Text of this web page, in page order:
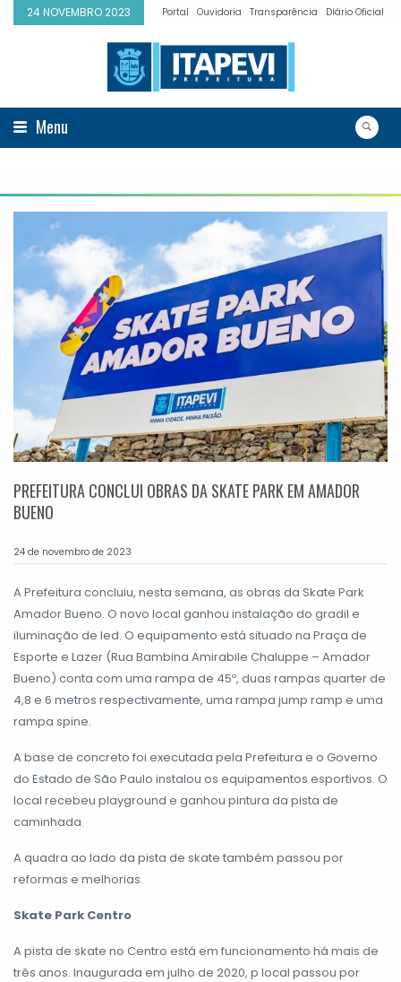
24 NOVEMBRO 2023 Portal Ouvidoria Transparência Diário Oficial
Menu
PREFEITURA CONCLUI OBRAS DA SKATE PARK EM AMADOR
BUENO
24 de novembro de 2023
A Prefeitura concluiu, nesta semana, as obras da Skate Park
Amador Bueno. O novo local ganhou instalação do gradil e
iluminação de led. O equipamento está situado na Praça de
Esporte e Lazer (Rua Bambina Amirabile Chaluppe – Amador
Bueno) conta com uma rampa de 45º, duas rampas quarter de
4,8 e 6 metros respectivamente, uma rampa jump ramp e uma
rampa spine.
A base de concreto foi executada pela Prefeitura e o Governo
do Estado de São Paulo instalou os equipamentos esportivos. O
local recebeu playground e ganhou pintura da pista de
caminhada.
A quadra ao lado da pista de skate também passou por
reformas e melhorias.
Skate Park Centro
A pista de skate no Centro está em funcionamento há mais de
três anos. Inaugurada em julho de 2020, p local passou por